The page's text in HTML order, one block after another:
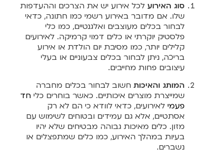
סוג האירוע לכל אירוע יש את הצרכים וההעדפות
שלו. אם מדובר באירוע רשמי כמו חתונה, כדאי
לבחור בכלים מעוצבים ואלגנטיים, כמו כלי
פלסטיק יוקרתי או כלים דמוי קרמיקה. לאירועים
קלילים יותר, כמו מסיבת יום הולדת או אירוע
בריכה, ניתן לבחור בכלים צבעוניים או בעלי
עיצובים פחות מחייבים.
המותג והאיכות חשוב לבחור בכלים מחברה
שמייצרת מוצרים איכותיים. כאשר בוחרים כליחד
פעמי לאירועים, כדאי לוודא כי הם לא רק
אסתטיים, אלא גם עמידים ובטוחים לשימוש עם
מזון. כלים מאיכות גבוהה מבטיחים שלא יהיו
בעיות במהלך האירוע, כמו כלים שמתפצלים או
נשברים.